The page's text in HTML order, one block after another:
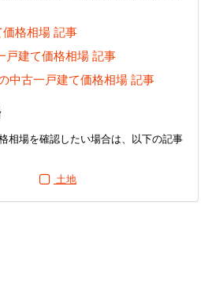
格相場 記事
戸建て価格相場 記事
中古一戸建て価格相場 記事
相場を確認したい場合は、以下の記事
土地